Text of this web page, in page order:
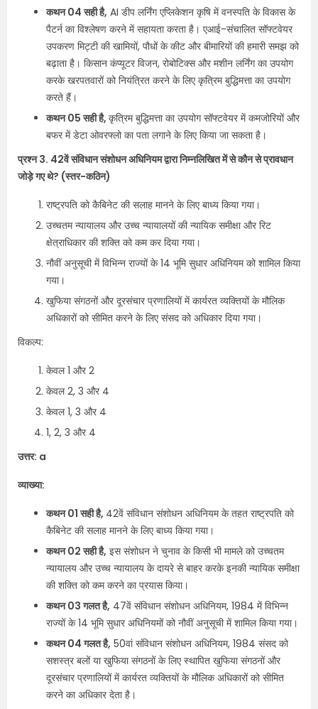
कथन 04 सही है, AI डीप लर्निंग एप्लिकेशन कृषि में वनस्पति के विकास के
पैटर्न का विश्लेषण करने में सहायता करता है। एआई-संचालित सॉफ्टवेयर
उपकरण मिट्टी की खामियों, पौधों के कीट और बीमारियों की हमारी समझ को
बढ़ाता है। किसान कंप्यूटर विजन, रोबोटिक्स और मशीन लर्निंग का उपयोग
करके खरपतवारों को नियंत्रित करने के लिए कृत्रिम बुद्धिमत्ता का उपयोग
करते हैं।
कथन 05 सही है, कृत्रिम बुद्धिमत्ता का उपयोग सॉफ्टवेयर में कमजोरियों और
बफर में डेटा ओवरफ्लो का पता लगाने के लिए किया जा सकता है।
प्रश्न 3. 42वें संविधान संशोधन अधिनियम द्वारा निम्नलिखित में से कौन से प्रावधान
जोड़े गए थे? (स्तर-कठिन)
राष्ट्रपति को कैबिनेट की सलाह मानने के लिए बाध्य किया गया।
उच्चतम न्यायालय और उच्च न्यायालयों की न्यायिक समीक्षा और रिट
क्षेत्राधिकार की शक्ति को कम कर दिया गया।
नौवीं अनुसूची में विभिन्न राज्यों के 14 भूमि सुधार अधिनियम को शामिल किया
गया।
खुफिया संगठनों और दूरसंचार प्रणालियों में कार्यरत व्यक्तियों के मौलिक
अधिकारों को सीमित करने के लिए संसद को अधिकार दिया गया।
विकल्प:
केवल 1 और 2
केवल 2, 3 और 4
केवल 1, 3 और 4
1, 2, 3 और 4
उत्तर: a
व्याख्या:
कथन 01 सही है, 42वें संविधान संशोधन अधिनियम के तहत राष्ट्रपति को
कैबिनेट की सलाह मानने के लिए बाध्य किया गया।
कथन 02 सही है, इस संशोधन ने चुनाव के किसी भी मामले को उच्चतम
न्यायालय और उच्च न्यायालय के दायरे से बाहर करके इनकी न्यायिक समीक्षा
की शक्ति को कम करने का प्रयास किया।
कथन 03 गलत है, 47वें संविधान संशोधन अधिनियम, 1984 में विभिन्न
राज्यों के 14 भूमि सुधार अधिनियमों को नौवीं अनुसूची में शामिल किया गया।
कथन 04 गलत है, 50वां संविधान संशोधन अधिनियम, 1984 संसद को
सशस्त्र बलों या खुफिया संगठनों के लिए स्थापित खुफिया संगठनों और
दूरसंचार प्रणालियों में कार्यरत व्यक्तियों के मौलिक अधिकारों को सीमित
करने का अधिकार देता है।